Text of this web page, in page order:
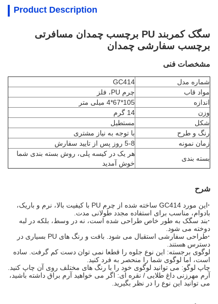
Product Description
سگک کمربند PU برچسب چمدان مسافرتی
برچسب سفارشی چمدان
مشخصات فنی
شماره مدل
GC414
مواد قاب
چرم PU، فلز
اندازه
105*67*4 میلی متر
وزن
14 گرم
شکل
مستطیل
رنگ و طرح
با توجه به نیاز مشتری
زمان نمونه
5-8 روز پس از تایید سفارش
بسته بندی
هر یک در کیسه پلی، روش بسته بندی شما
خوش آمدید
شرح
این مورد GC414 ساخته شده از چرم PU با کیفیت بالا، نرم و باریک،
بادوام، مناسب برای استفاده مجدد طولانی مدت.
بند سگک به طور خاص طراحی شده است، نه در وسط، بلکه در لبه
دوخته می شود.
طراحی سفارشی استقبال می شود. بافت و رنگ های PU بسیاری در
دسترس هستند.
لوگوی برجسته: این نوع جلوه را قطعا نمی توان دست کم گرفت. ساده
است، اما لوگوی شما را منحصر به فرد کنید.
چاپ لوگو: می توانید لوگوی خود را با رنگ های مختلف روی آن چاپ کنید.
آرم مهرزنی داغ طلایی / نقره ای: اگر می خواهید آرم براق داشته باشید،
می توانید این نوع را در نظر بگیرید.